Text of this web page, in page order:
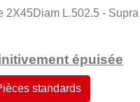
2X45Diam L.502.5 -
épuisée
standards